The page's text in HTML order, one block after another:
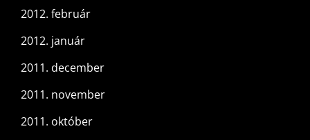
2012. február
2012. január
2011. december
2011. november
2011. október